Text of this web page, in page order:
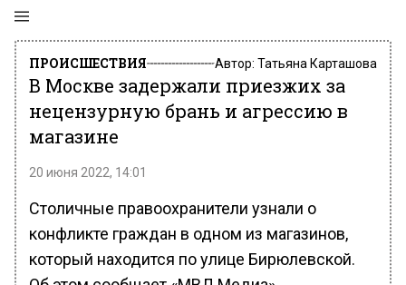
ПРОИСШЕСТВИЯ Автор: Татьяна Карташова
В Москве задержали приезжих за
нецензурную брань и агрессию в
магазине
20 июня 2022, 14:01
Столичные правоохранители узнали о
конфликте граждан в одном из магазинов,
который находится по улице Бирюлевской.